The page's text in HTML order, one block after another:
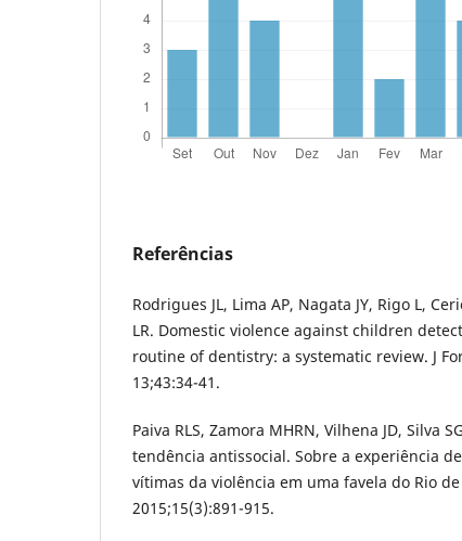
Referências
Rodrigues JL, Lima AP, Nagata JY, Rigo L,
LR. Domestic violence against children
routine of dentistry: a systematic review. J
13;43:34-41.
Paiva RLS, Zamora MHRN, Vilhena JD, Silva
tendência antissocial. Sobre a experiência
vítimas da violência em uma favela do Rio
2015;15(3):891-915.